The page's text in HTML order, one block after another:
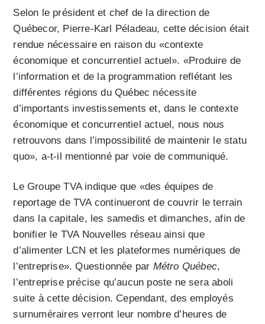
Selon le président et chef de la direction de
Québecor, Pierre-Karl Péladeau, cette décision était
rendue nécessaire en raison du «contexte
économique et concurrentiel actuel». «Produire de
l’information et de la programmation reflétant les
différentes régions du Québec nécessite
d’importants investissements et, dans le contexte
économique et concurrentiel actuel, nous nous
retrouvons dans l’impossibilité de maintenir le statu
quo», a-t-il mentionné par voie de communiqué.
Le Groupe TVA indique que «des équipes de
reportage de TVA continueront de couvrir le terrain
dans la capitale, les samedis et dimanches, afin de
bonifier le TVA Nouvelles réseau ainsi que
d’alimenter LCN et les plateformes numériques de
l’entreprise». Questionnée par Métro Québec,
l’entreprise précise qu’aucun poste ne sera aboli
suite à cette décision. Cependant, des employés
surnuméraires verront leur nombre d’heures de